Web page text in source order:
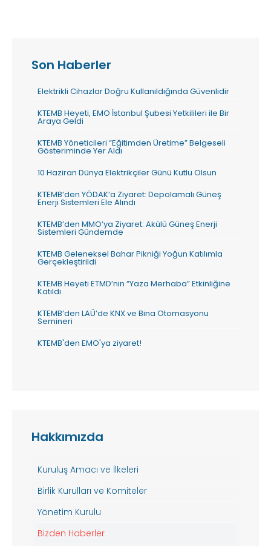
Son Haberler
Elektrikli Cihazlar Doğru Kullanıldığında Güvenlidir
KTEMB Heyeti, EMO İstanbul Şubesi Yetkilileri ile Bir
Araya Geldi
KTEMB Yöneticileri “Eğitimden Üretime” Belgeseli
Gösteriminde Yer Aldı
10 Haziran Dünya Elektrikçiler Günü Kutlu Olsun
KTEMB’den YÖDAK’a Ziyaret: Depolamalı Güneş
Enerji Sistemleri Ele Alındı
KTEMB’den MMO’ya Ziyaret: Akülü Güneş Enerji
Sistemleri Gündemde
KTEMB Geleneksel Bahar Pikniği Yoğun Katılımla
Gerçekleştirildi
KTEMB Heyeti ETMD’nin “Yaza Merhaba” Etkinliğine
Katıldı
KTEMB’den LAÜ’de KNX ve Bina Otomasyonu
Semineri
KTEMB'den EMO'ya ziyaret!
Hakkımızda
Kuruluş Amacı ve İlkeleri
Birlik Kurulları ve Komiteler
Yönetim Kurulu
Bizden Haberler